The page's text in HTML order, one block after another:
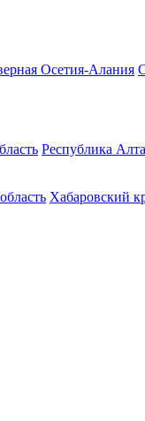
Осетия-Алания
Республика
Хабаровский